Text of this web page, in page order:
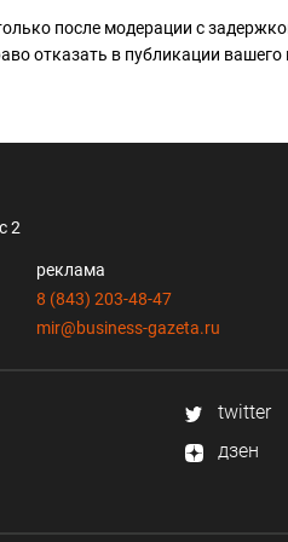
после модерации с
отказать в публикации
2
реклама
8 (843) 203-48-47
mir@business-gazeta.ru
twitter
дзен